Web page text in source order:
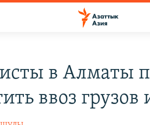
в Алматы
ввоз грузов